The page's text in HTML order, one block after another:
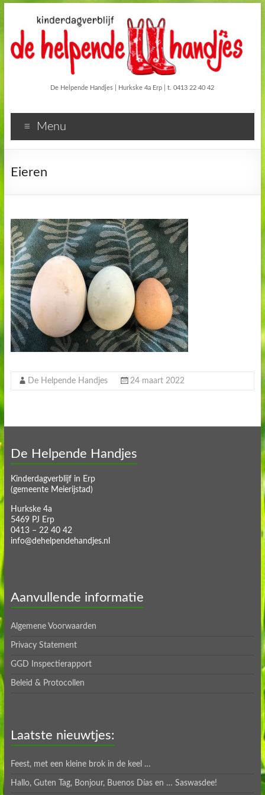
De Helpende Handjes | Hurkske 4a Erp | t. 0413 22 40 42
Menu
Eieren
De Helpende Handjes 24 maart 2022
De Helpende Handjes
Kinderdagverblijf in Erp
(gemeente Meierijstad)
Hurkske 4a
5469 PJ Erp
0413 – 22 40 42
info@dehelpendehandjes.nl
Aanvullende informatie
Algemene Voorwaarden
Privacy Statement
GGD Inspectierapport
Beleid & Protocollen
Laatste nieuwtjes:
Feest, met een kleine brok in de keel …
Hallo, Guten Tag, Bonjour, Buenos Días en … Saswasdee!